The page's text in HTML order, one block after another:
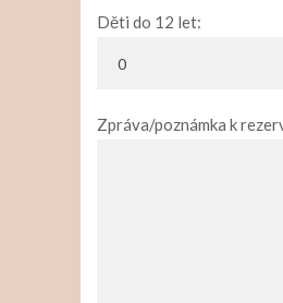
Děti do 12 let:
Zpráva/poznámka k